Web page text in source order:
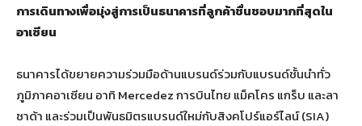
การเดินทางเพื่อมุ่งสู่การเป็นธนาคารที่ลูกค้าชื่นชอบมากที่สุดใน
อาเซียน
ธนาคารได้ขยายความร่วมมือด้านแบรนด์ร่วมกับแบรนด์ชั้นนำทั่ว
ภูมิภาคอาเซียน อาทิ Mercedez การบินไทย แม็คโคร แกร็บ และลา
ซาด้า และร่วมเป็นพันธมิตรแบรนด์ใหม่กับสิงคโปร์แอร์ไลน์ (SIA)